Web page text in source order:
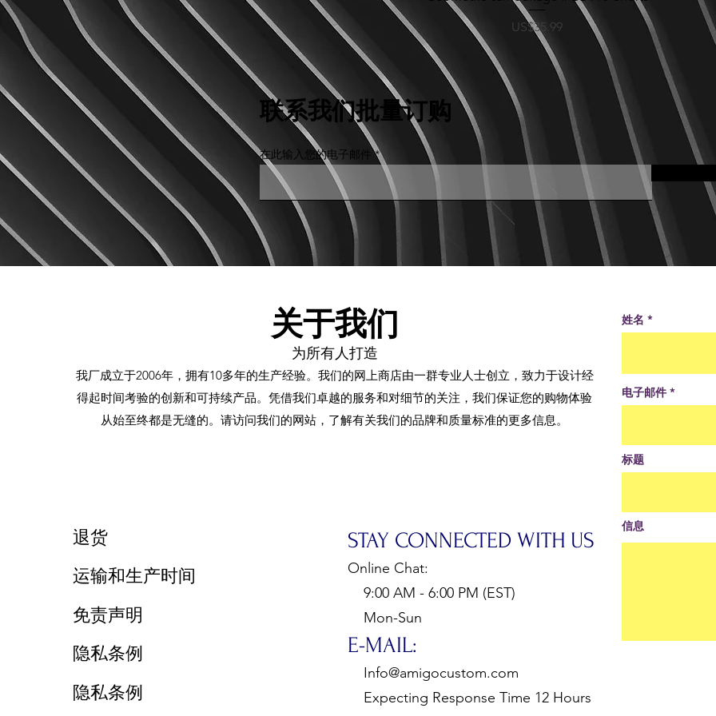
價格
US$35.99
联系我们批量订购
在此输入您的电子邮件
关于我们
为所有人打造
我厂成立于2006年，拥有10多年的生产经验。我们的网上商店由一群专业人士创立，致力于设计经
得起时间考验的创新和可持续产品。凭借我们卓越的服务和对细节的关注，我们保证您的购物体验
从始至终都是无缝的。请访问我们的网站，了解有关我们的品牌和质量标准的更多信息。
STAY CONNECTED WITH US
Online Chat:
9:00 AM - 6:00 PM (EST)
Mon-Sun
E-MAIL:
Info@amigocustom.com
Expecting Response Time 12 Hours
​退货
运输和生产时间
免责声明
隐私条例
隐私条例
姓名
电子邮件
标题
信息